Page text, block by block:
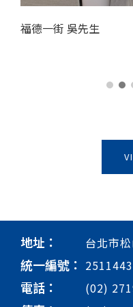
福德一街 吳先生
地址： 台北市
統一編號：
電話： (02)